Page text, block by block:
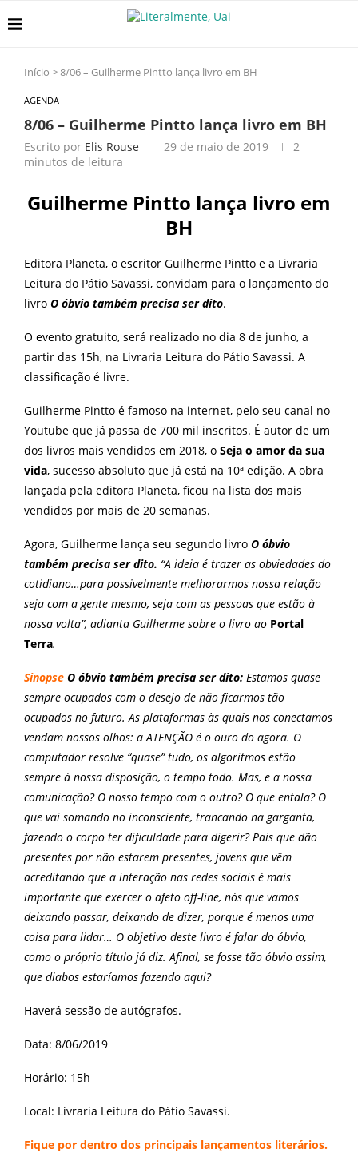
Início >8/06 – Guilherme Pintto lança livro em BH
AGENDA
8/06 – Guilherme Pintto lança livro em BH
Escrito por Elis Rouse 29 de maio de 2019
2
minutos de leitura
Guilherme Pintto lança livro em
BH
Editora Planeta, o escritor Guilherme Pintto e a Livraria
Leitura do Pátio Savassi, convidam para o lançamento do
livro O óbvio também precisa ser dito.
O evento gratuito, será realizado no dia 8 de junho, a
partir das 15h, na Livraria Leitura do Pátio Savassi. A
classificação é livre.
Guilherme Pintto é famoso na internet, pelo seu canal no
Youtube que já passa de 700 mil inscritos. É autor de um
dos livros mais vendidos em 2018, o Seja o amor da sua
vida, sucesso absoluto que já está na 10ª edição. A obra
lançada pela editora Planeta, ficou na lista dos mais
vendidos por mais de 20 semanas.
Agora, Guilherme lança seu segundo livro O óbvio
também precisa ser dito. “A ideia é trazer as obviedades do
cotidiano…para possivelmente melhorarmos nossa relação
seja com a gente mesmo, seja com as pessoas que estão à
nossa volta”, adianta Guilherme sobre o livro ao Portal
Terra.
Sinopse O óbvio também precisa ser dito: Estamos quase
sempre ocupados com o desejo de não ficarmos tão
ocupados no futuro. As plataformas às quais nos conectamos
vendam nossos olhos: a ATENÇÃO é o ouro do agora. O
computador resolve “quase” tudo, os algoritmos estão
sempre à nossa disposição, o tempo todo. Mas, e a nossa
comunicação? O nosso tempo com o outro? O que entala? O
que vai somando no inconsciente, trancando na garganta,
fazendo o corpo ter dificuldade para digerir? Pais que dão
presentes por não estarem presentes, jovens que vêm
acreditando que a interação nas redes sociais é mais
importante que exercer o afeto off-line, nós que vamos
deixando passar, deixando de dizer, porque é menos uma
coisa para lidar… O objetivo deste livro é falar do óbvio,
como o próprio título já diz. Afinal, se fosse tão óbvio assim,
que diabos estaríamos fazendo aqui?
Haverá sessão de autógrafos.
Data: 8/06/2019
Horário: 15h
Local: Livraria Leitura do Pátio Savassi.
Fique por dentro dos principais lançamentos literários.